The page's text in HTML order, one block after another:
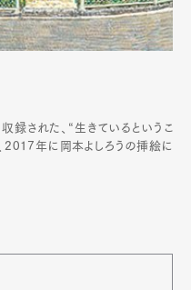
録された、“生きているというこ
2017年に岡本よしろうの挿絵に